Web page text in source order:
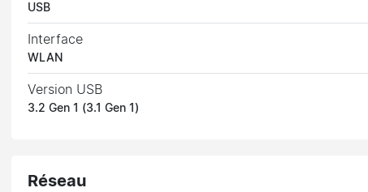
USB
Interface
WLAN
Version USB
3.2 Gen 1 (3.1 Gen 1)
Réseau